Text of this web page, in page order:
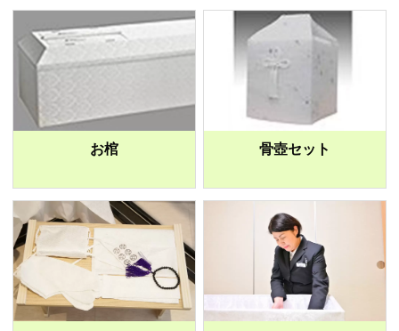
お棺 骨壺セット